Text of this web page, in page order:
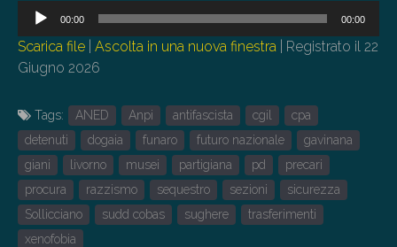
Audio
00:00 00:00
Scarica file Ascolta in una nuova finestra
Registrato il 22
Giugno 2026
Tags: ANED Anpi antifascista cgil
cpa
detenuti
dogaia funaro futuro nazionale
gavinana
giani
livorno musei partigiana pd
precari
procura
razzismo sequestro sezioni
sicurezza
Sollicciano
sudd cobas sughere
trasferimenti
xenofobia